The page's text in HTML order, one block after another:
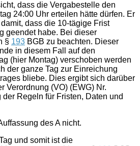
dass die Vergabestelle den
24:00 Uhr erteilen hätte dürfen. Er
dass die 10-tägige Frist
geendet habe. Bei dieser
§ 193 BGB zu beachten. Dieser
in diesem Fall auf den
(hier Montag) verschoben werden
der ganze Tag zur Einreichung
bliebe. Dies ergibt sich darüber
Verordnung (VO) (EWG) Nr.
Regeln für Fristen, Daten und
des A nicht.
und somit ist die